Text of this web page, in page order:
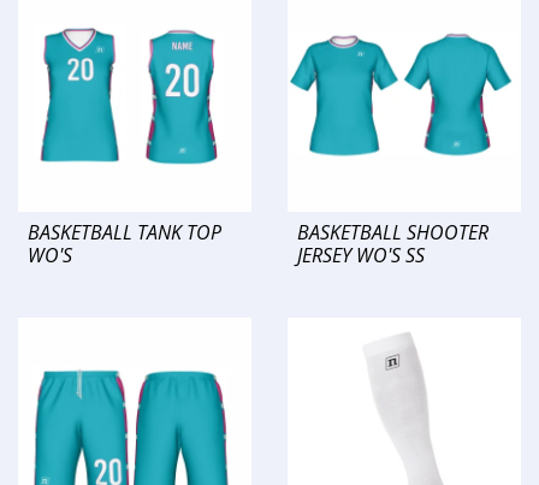
BASKETBALL TANK TOP
WO'S
BASKETBALL SHOOTER
JERSEY WO'S SS